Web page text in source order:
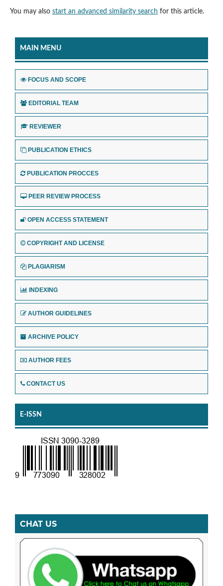
You may also start an advanced similarity search for this article.
MAIN MENU
FOCUS AND SCOPE
EDITORIAL TEAM
REVIEWER
PUBLICATION ETHICS
PUBLICATION PROCCES
PEER REVIEW PROCESS
OPEN ACCESS STATEMENT
COPYRIGHT AND LICENSE
PLAGIARISM
INDEXING
AUTHOR GUIDELINES
ARCHIVE POLICY
AUTHOR FEES
CONTACT US
E-ISSN
CHAT US